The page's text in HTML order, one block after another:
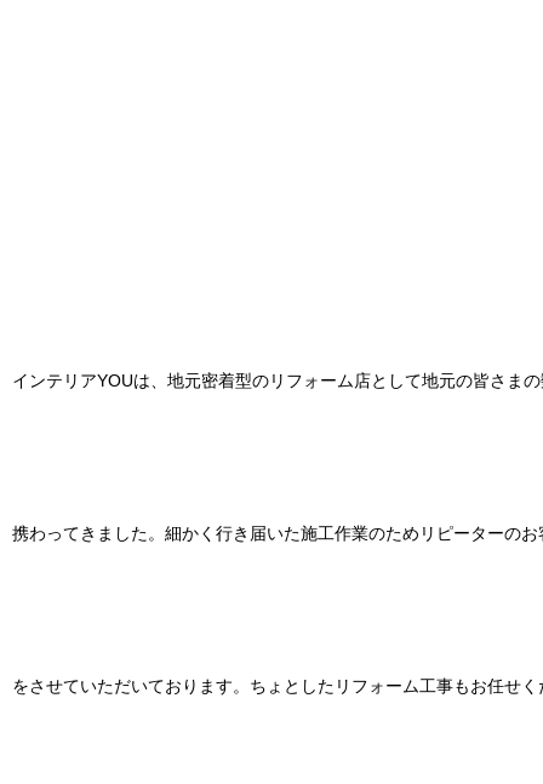
インテリアYOUは、地元密着型のリフォーム店として地元の皆さま
携わってきました。細かく行き届いた施工作業のためリピーターの
をさせていただいております。ちょとしたリフォーム工事もお任